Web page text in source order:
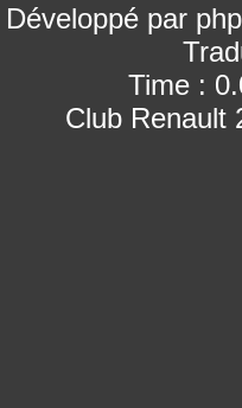
Développé par
Time :
Club Renault